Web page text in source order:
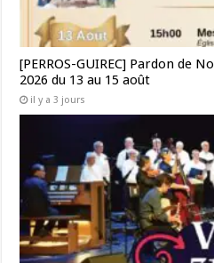
[PERROS-GUIREC] Pardon de
2026 du 13 au 15 août
il y a 3 jours